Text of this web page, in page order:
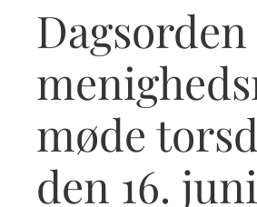
møde
den 16.